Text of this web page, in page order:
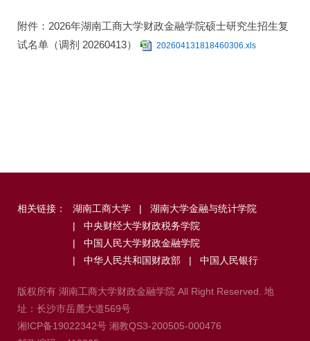
附件：2026年湖南工商大学财政金融学院硕士研究生招生复
试名单（调剂 20260413）
202604131818460306.xls
相关链接： 湖南工商大学 |
湖南大学金融与统计学院
|
中央财经大学财政税务学院
|
中国人民大学财政金融学院
|
中华人民共和国财政部 | 中国人民银行
版权所有 湖南工商大学财政金融学院 All Right Reserved. 地
址：长沙市岳麓大道569号
湘ICP备19022342号 湘教QS3-200505-000476